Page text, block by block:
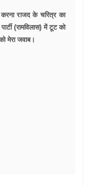
राजद के चरित्र का
(रामविलास) में टूट को
मेरा जवाब।